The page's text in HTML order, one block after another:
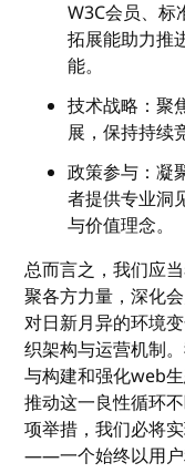
W3C会员、
拓展能助力推
能。
技术战略：聚
展，保持持续
政策参与：凝
者提供专业洞
与价值理念。
总而言之，我们应
聚各方力量，深化
对日新月异的环境
织架构与运营机制
与构建和强化web
推动这一良性循环
项举措，我们必将
——一个始终以用户